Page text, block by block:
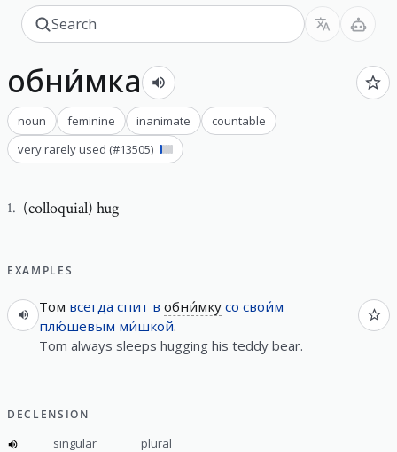
обни́мка
noun feminine inanimate
countable
very rarely used (#13505)
1. (colloquial) hug
EXAMPLES
Том всегда спит в обни́мку со свои́м
плю́шевым ми́шкой.
Tom always sleeps hugging his teddy bear.
DECLENSION
singular
plural